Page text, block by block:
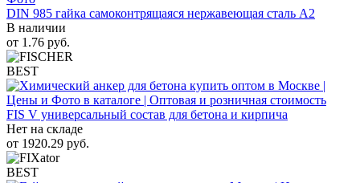
DIN 985 гайка самоконтрящаяся нержавеющая сталь A2
В наличии
от 1.76 руб.
BEST
FIS V универсальный состав для бетона и кирпича
Нет на складе
от 1920.29 руб.
BEST